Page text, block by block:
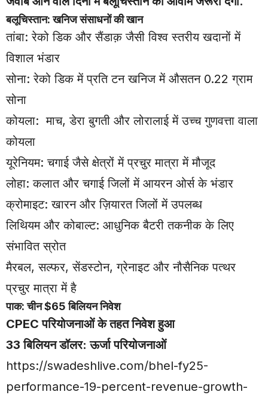
बलूचिस्तान: खनिज संसाधनों की खान
तांबा: रेको डिक और सैंडाक़ जैसी विश्व स्तरीय खदानों में
विशाल भंडार
सोना: रेको डिक में प्रति टन खनिज में औसतन 0.22 ग्राम
सोना
कोयला: माच, डेरा बुगती और लोरालाई में उच्च गुणवत्ता वाला
कोयला
यूरेनियम: चगाई जैसे क्षेत्रों में प्रचुर मात्रा में मौजूद
लोहा: कलात और चगाई जिलों में आयरन ओर्स के भंडार
क्रोमाइट: खारन और ज़ियारत जिलों में उपलब्ध
लिथियम और कोबाल्ट: आधुनिक बैटरी तकनीक के लिए
संभावित स्रोत
मैरबल, सल्फर, सेंडस्टोन, ग्रेनाइट और नौसैनिक पत्थर
प्रचुर मात्रा में है
पाक: चीन $65 बिलियन निवेश
CPECपरियोजनाओं के तहत निवेश हुआ
33 बिलियन डॉलर: ऊर्जा परियोजनाओं
https://swadeshlive.com/bhel-fy25-
performance-19-percent-revenue-growth-